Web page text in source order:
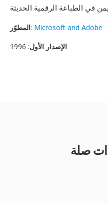
المطوّر: Microsoft and Adobe
الإصدار الأول: 1996
صلة